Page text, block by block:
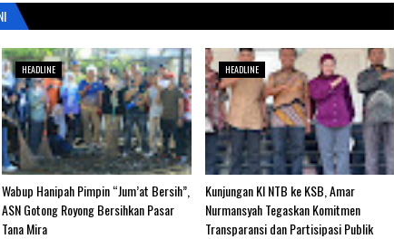
HEADLINE
Wabup Hanipah Pimpin “Jum’at Bersih”,
ASN Gotong Royong Bersihkan Pasar
Tana Mira
HEADLINE
Kunjungan KI NTB ke KSB, Amar
Nurmansyah Tegaskan Komitmen
Transparansi dan Partisipasi Publik